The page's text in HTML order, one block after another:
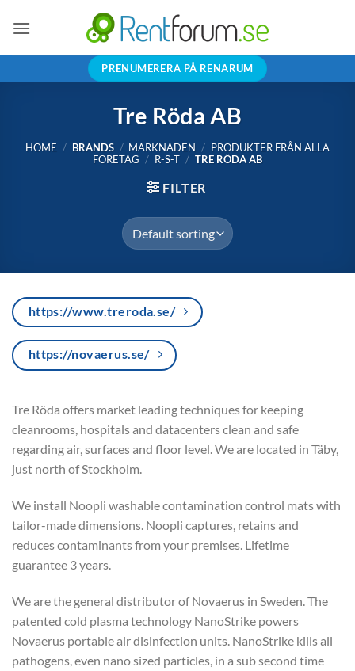
PRENUMERERA PÅ RENARUM
Tre Röda AB
HOME / BRANDS / MARKNADEN / PRODUKTER FRÅN ALLA
FÖRETAG / R-S-T / TRE RÖDA AB
FILTER
https://www.treroda.se/
https://novaerus.se/
Tre Röda offers market leading techniques for keeping
cleanrooms, hospitals and datacenters clean and safe
regarding air, surfaces and floor level. We are located in Täby,
just north of Stockholm.
We install Noopli washable contamination control mats with
tailor-made dimensions. Noopli captures, retains and
reduces contaminants from your premises. Lifetime
guarantee 3 years.
We are the general distributor of Novaerus in Sweden. The
patented cold plasma technology NanoStrike powers
Novaerus portable air disinfection units. NanoStrike kills all
pathogens, even nano sized particles, in a sub second time